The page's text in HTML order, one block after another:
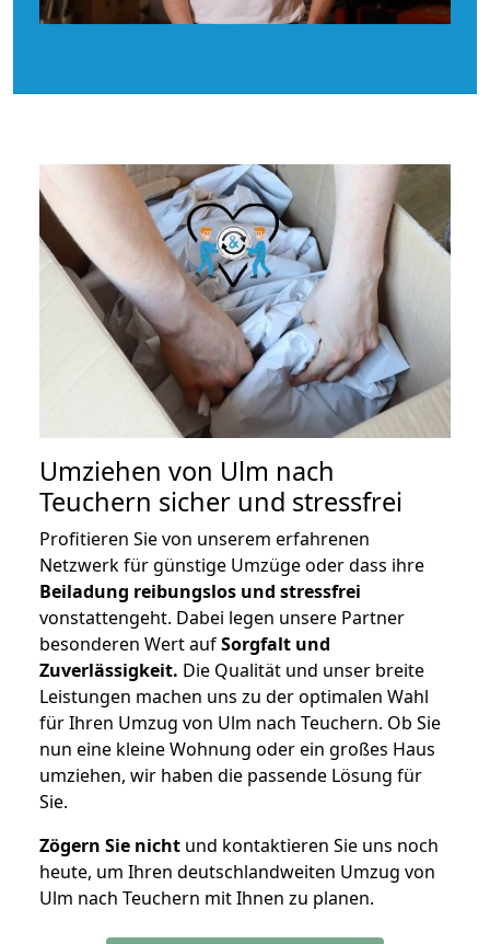
Umziehen von Ulm nach
Teuchern sicher und stressfrei
Profitieren Sie von unserem erfahrenen
Netzwerk für günstige Umzüge oder dass ihre
Beiladung reibungslos und stressfrei
vonstattengeht. Dabei legen unsere Partner
besonderen Wert aufSorgfalt und
Zuverlässigkeit. Die Qualität und unser breite
Leistungen machen uns zu der optimalen Wahl
für Ihren Umzug von Ulm nach Teuchern. Ob Sie
nun eine kleine Wohnung oder ein großes Haus
umziehen, wir haben die passende Lösung für
Sie.
Zögern Sie nicht und kontaktieren Sie uns noch
heute, um Ihren deutschlandweiten Umzug von
Ulm nach Teuchern mit Ihnen zu planen.